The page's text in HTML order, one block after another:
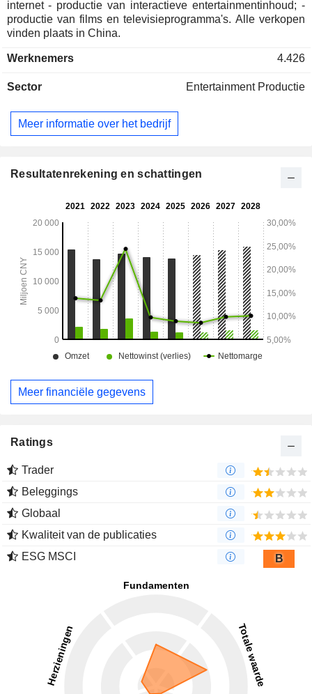
internet - productie van interactieve entertainmentinhoud; -
productie van films en televisieprogramma's. Alle verkopen
vinden plaats in China.
Werknemers 4.426
Sector Entertainment Productie
Meer informatie over het bedrijf
Resultatenrekening en schattingen
Meer financiële gegevens
Ratings
Trader
Beleggings
Globaal
Kwaliteit van de publicaties
ESG MSCI
B